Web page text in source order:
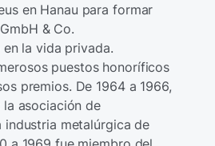
en Hanau para formar
& Co.
en la vida privada.
puestos honoríficos
premios. De 1964 a 1966,
asociación de
industria metalúrgica de